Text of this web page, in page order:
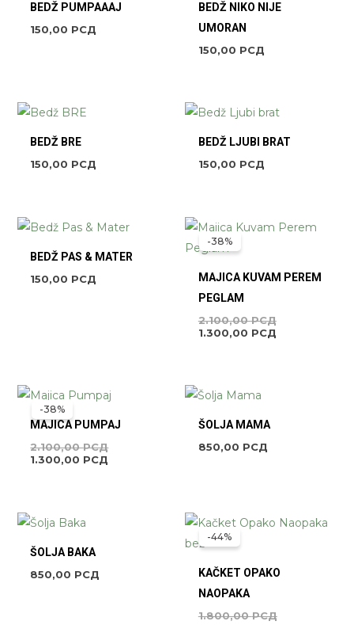
BEDŽ PUMPAAAJ
150,00 РСД
BEDŽ NIKO NIJE
UMORAN
150,00 РСД
BEDŽ BRE
150,00 РСД
BEDŽ LJUBI BRAT
150,00 РСД
BEDŽ PAS & MATER
150,00 РСД
-38%
MAJICA KUVAM PEREM
PEGLAM
2.100,00РСД
ORIGINALNA
CENA
2.100,00
1.300,00 РСД
TRENUTNA
CENA
-38%
MAJICA PUMPAJ
2.100,00РСД
ORIGINALNA
CENA
BILA:
1.300,00 РСД
TRENUTNA
CENA
1.300,00 РСД.
ŠOLJA MAMA
850,00 РСД
ŠOLJA BAKA
850,00 РСД
-44%
KAČKET OPAKO
NAOPAKA
1.800,00РСД
ORIGINALNA
CENA
1.800,00
TRENUTNA
CENA